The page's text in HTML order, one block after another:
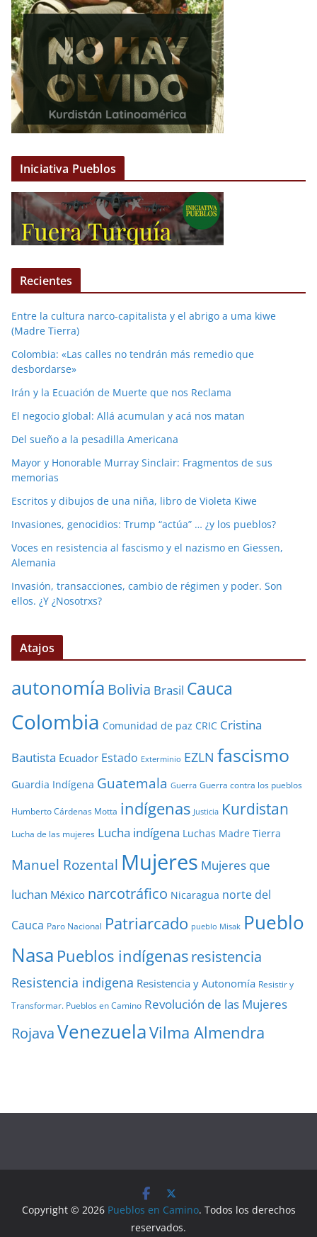
Iniciativa Pueblos
Recientes
Entre la cultura narco-capitalista y el abrigo a uma kiwe
(Madre Tierra)
Colombia: «Las calles no tendrán más remedio que
desbordarse»
Irán y la Ecuación de Muerte que nos Reclama
El negocio global: Allá acumulan y acá nos matan
Del sueño a la pesadilla Americana
Mayor y Honorable Murray Sinclair: Fragmentos de sus
memorias
Escritos y dibujos de una niña, libro de Violeta Kiwe
Invasiones, genocidios: Trump “actúa” … ¿y los pueblos?
Voces en resistencia al fascismo y el nazismo en Giessen,
Alemania
Invasión, transacciones, cambio de régimen y poder. Son
ellos. ¿Y ¿Nosotrxs?
Atajos
autonomía Bolivia Brasil Cauca
Colombia Comunidad de paz CRIC Cristina
Bautista Ecuador Estado Exterminio EZLN fascismo
Guardia Indígena Guatemala Guerra Guerra contra los pueblos
Humberto Cárdenas Motta indígenas Justicia Kurdistan
Lucha de las mujeres Lucha indígena Luchas Madre Tierra
Manuel Rozental Mujeres Mujeres que
luchan México narcotráfico Nicaragua norte del
Cauca Paro Nacional Patriarcado pueblo Misak Pueblo
Nasa Pueblos indígenasresistencia
Resistencia indigena Resistencia y Autonomía Resistir y
Transformar. Pueblos en Camino Revolución de las Mujeres
RojavaVenezuelaVilma Almendra
Copyright © 2026 Pueblos en Camino. Todos los derechos
reservados.